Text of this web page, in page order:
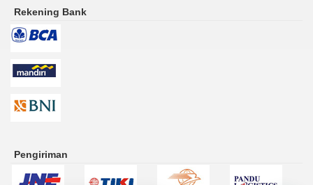
Rekening Bank
Pengiriman